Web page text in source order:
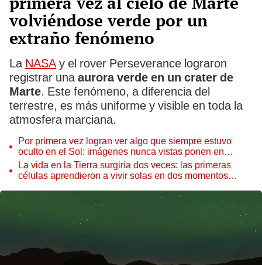
volviéndose verde por un
extraño fenómeno
La NASAy el rover Perseverance lograron
registrar una aurora verde en un crater de
Marte. Este fenómeno, a diferencia del
terrestre, es más uniforme y visible en toda la
atmosfera marciana.
Por primera vez logran ver algo que siempre estuvo
oculto en el Sol: imágenes nunca vistas ponen en
aprietos a científicos
La vida en la Tierra surgiría dos veces: las primeras
células aprendieron a vivir solas en dos momentos